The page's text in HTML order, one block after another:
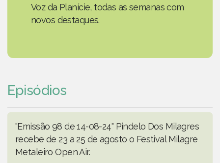
Voz da Planície, todas as semanas com
novos destaques.
Episódios
"Emissão 98 de 14-08-24" Pindelo Dos Milagres
recebe de 23 a 25 de agosto o Festival Milagre
Metaleiro Open Air.